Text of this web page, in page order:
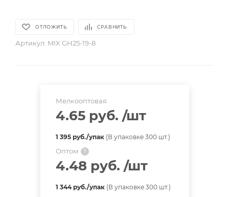
ОТЛОЖИТЬ СРАВНИТЬ
Артикул: MIX GH25-19-8
Мелкооптовая
4.65 руб. /шт
1 395 руб./упак(В упаковке 300 шт.)
Оптом ?
4.48 руб. /шт
1 344 руб./упак(В упаковке 300 шт.)